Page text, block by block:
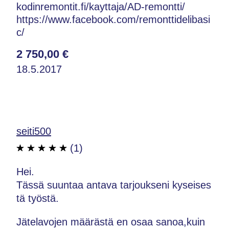
kodinremontit.fi/kayttaja/AD-remontti/
https://www.facebook.com/remonttidelibasi
c/
2 750,00 €
18.5.2017
seiti500
(1)
Hei.
Tässä suuntaa antava tarjoukseni kyseises
tä työstä.
Jätelavojen määrästä en osaa sanoa,kuin